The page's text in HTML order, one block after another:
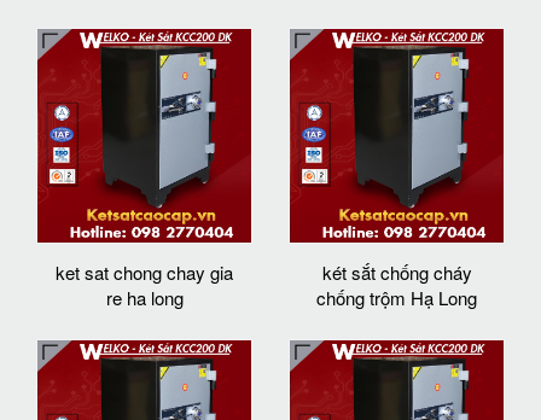
ket sat chong chay gia
re ha long
két sắt chống cháy
chống trộm Hạ Long